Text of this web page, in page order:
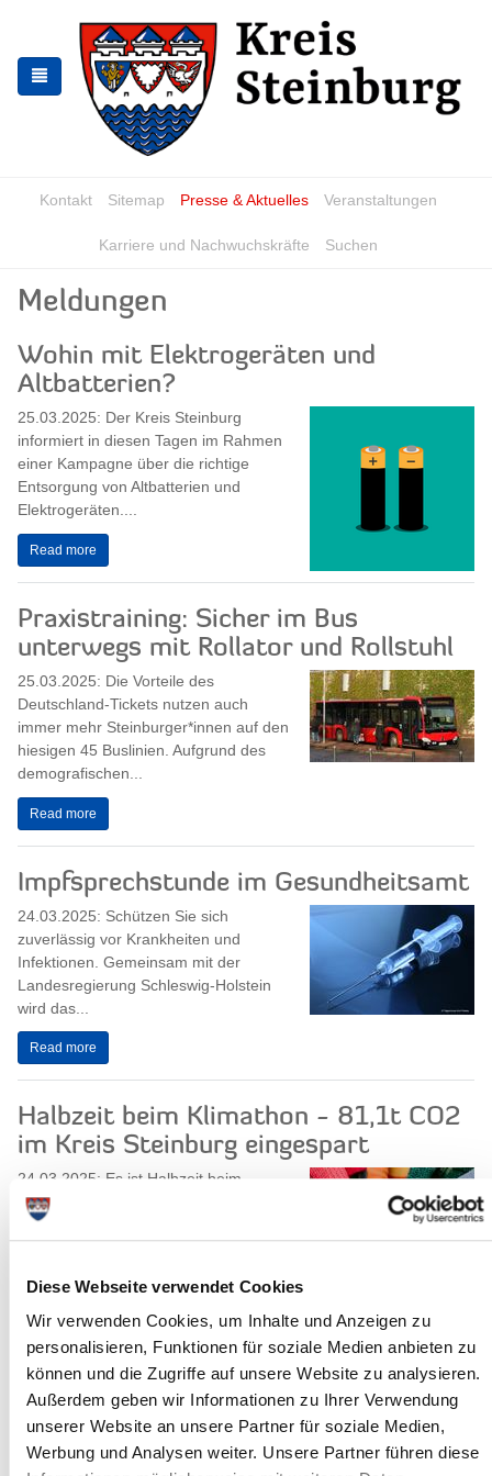
Diese Webseite verwendet Cookies
Wir verwenden Cookies, um Inhalte und Anzeigen zu
personalisieren, Funktionen für soziale Medien anbieten zu
können und die Zugriffe auf unsere Website zu analysieren.
Außerdem geben wir Informationen zu Ihrer Verwendung
unserer Website an unsere Partner für soziale Medien,
Werbung und Analysen weiter. Unsere Partner führen diese
the
navigation
the
content
Kontakt Sitemap Presse & Aktuelles Veranstaltungen
Karriere und Nachwuchskräfte Suchen
Meldungen
Wohin mit Elektrogeräten und
Altbatterien?
25.03.2025: Der Kreis Steinburg
informiert in diesen Tagen im Rahmen
einer Kampagne über die richtige
Entsorgung von Altbatterien und
Elektrogeräten....
Read more
Praxistraining: Sicher im Bus
unterwegs mit Rollator und Rollstuhl
25.03.2025: Die Vorteile des
Deutschland-Tickets nutzen auch
immer mehr Steinburger*innen auf den
hiesigen 45 Buslinien. Aufgrund des
demografischen...
Read more
Impfsprechstunde im Gesundheitsamt
24.03.2025: Schützen Sie sich
zuverlässig vor Krankheiten und
Infektionen. Gemeinsam mit der
Landesregierung Schleswig-Holstein
wird das...
Read more
Halbzeit beim Klimathon - 81,1t CO2
im Kreis Steinburg eingespart
24.03.2025: Es ist Halbzeit beim
Klimathon und im Kreis Steinburg
haben 738 engagierte Bürger*innen
Read more
"Schleswig-Holstein-Klimathon
2025": Nachmittag rund um
klimafreundliche Ernährung auf dem
Biolandhof der Stiftung Mensch